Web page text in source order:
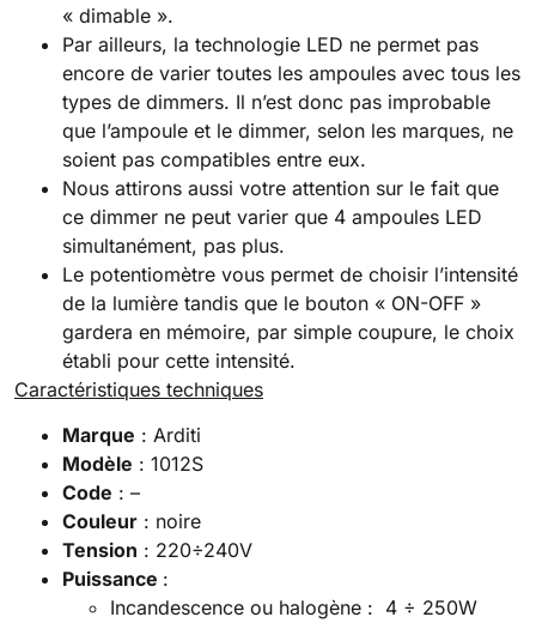
« dimable ».
Par ailleurs, la technologie LED ne permet pas
encore de varier toutes les ampoules avec tous les
types de dimmers. Il n’est donc pas improbable
que l’ampoule et le dimmer, selon les marques, ne
soient pas compatibles entre eux.
Nous attirons aussi votre attention sur le fait que
ce dimmer ne peut varier que 4 ampoules LED
simultanément, pas plus.
Le potentiomètre vous permet de choisir l’intensité
de la lumière tandis que le bouton « ON-OFF »
gardera en mémoire, par simple coupure, le choix
établi pour cette intensité.
Caractéristiques techniques
Marque : Arditi
Modèle : 1012S
Code : –
Couleur : noire
Tension : 220÷240V
Puissance :
Incandescence ou halogène : 4 ÷ 250W